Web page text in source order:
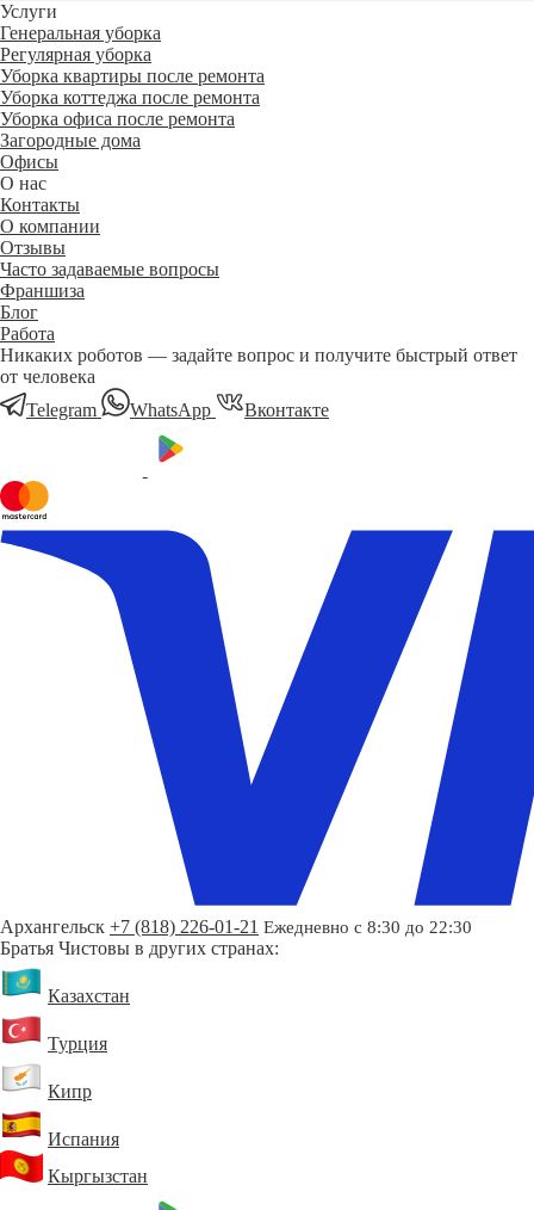
Услуги
Генеральная уборка
Регулярная уборка
Уборка квартиры после ремонта
Уборка коттеджа после ремонта
Уборка офиса после ремонта
Загородные дома
Офисы
О нас
Контакты
О компании
Отзывы
Часто задаваемые вопросы
Франшиза
Блог
Работа
Никаких роботов — задайте вопрос и получите быстрый ответ
от человека
Telegram
WhatsApp Вконтакте
Архангельск +7 (818) 226-01-21 Ежедневно с 8:30 до 22:30
Братья Чистовы в других странах:
Казахстан
Турция
Кипр
Испания
Кыргызстан